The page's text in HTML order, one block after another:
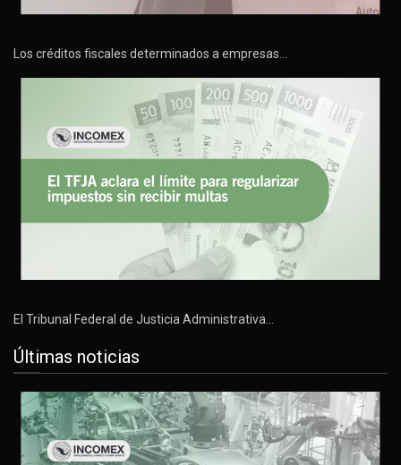
Los créditos fiscales determinados a empresas…
El Tribunal Federal de Justicia Administrativa…
Últimas noticias